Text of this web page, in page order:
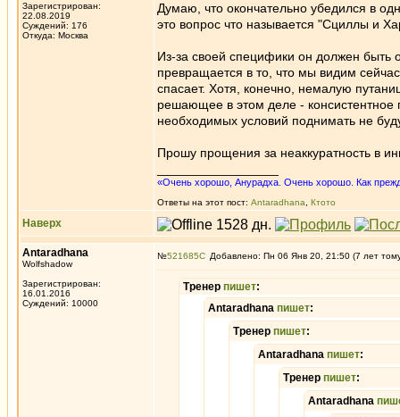
Зарегистрирован:
22.08.2019
Суждений: 176
Откуда: Москва
Думаю, что окончательно убедился в
это вопрос что называется "Сциллы и
Из-за своей специфики он должен быть
превращается в то, что мы видим
спасает. Хотя, конечно, немалую
решающее в этом деле - консистентное
необходимых условий поднимать не
Прошу прощения за неаккуратность в
«Очень хорошо, Анурадха. Очень хорошо. Как
Ответы на этот пост: Antaradhana Ктото
Наверх
Antaradhana
Wolfshadow
Зарегистрирован:
16.01.2016
Суждений: 10000
№521685 Добавлено: Пн 06 Янв 20, 21:50 (7 лет
Тренер пишет:
Antaradhana пишет:
Тренер пишет:
Antaradhana пишет:
Тренер пишет:
Antaradhana